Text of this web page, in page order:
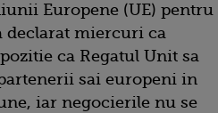
Europene (UE) pentru
declarat miercuri ca
ca Regatul Unit sa
sai europeni in
iar negocierile nu se